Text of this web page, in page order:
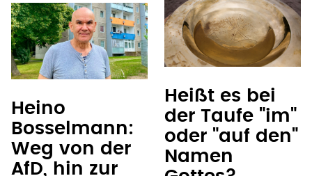
Heino
Bosselmann:
Weg von der
AfD, hin zur
Heißt es bei
der Taufe "im"
oder "auf den"
Namen